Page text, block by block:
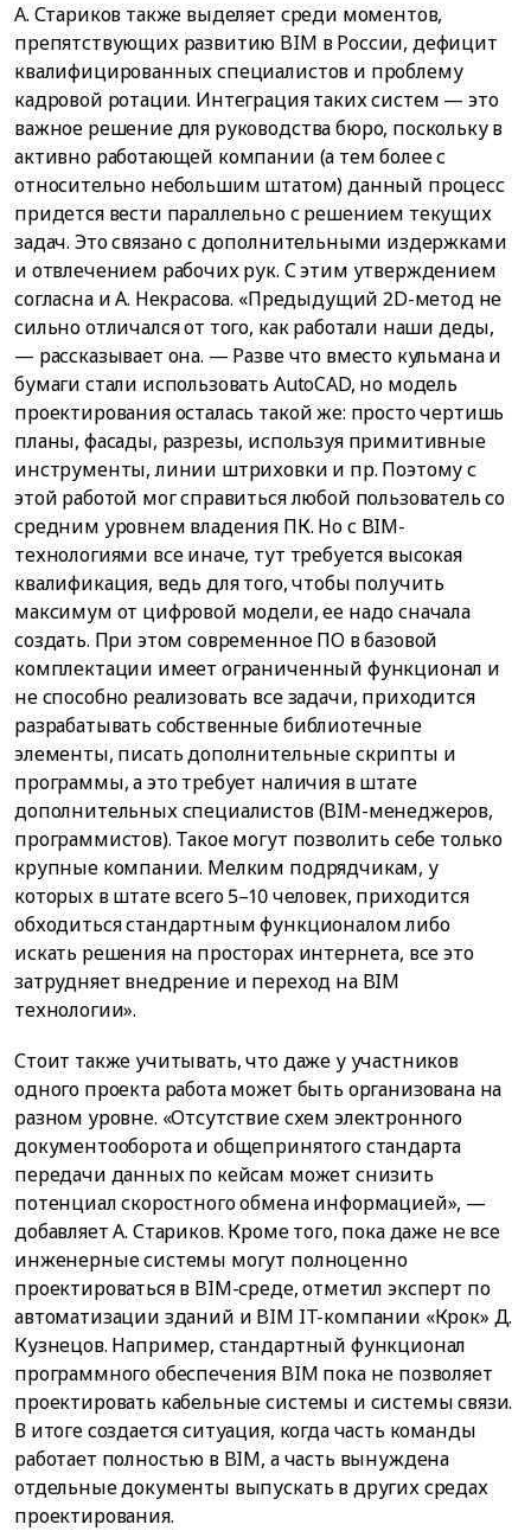
А. Стариков также выделяет среди моментов,
препятствующих развитию BIM в России, дефицит
квалифицированных специалистов и проблему
кадровой ротации. Интеграция таких систем — это
важное решение для руководства бюро, поскольку в
активно работающей компании (а тем более с
относительно небольшим штатом) данный процесс
придется вести параллельно с решением текущих
задач. Это связано с дополнительными издержками
и отвлечением рабочих рук. С этим утверждением
согласна и А. Некрасова. «Предыдущий 2D-метод не
сильно отличался от того, как работали наши деды,
— рассказывает она. — Разве что вместо кульмана и
бумаги стали использовать AutoCAD, но модель
проектирования осталась такой же: просто чертишь
планы, фасады, разрезы, используя примитивные
инструменты, линии штриховки и пр. Поэтому с
этой работой мог справиться любой пользователь со
средним уровнем владения ПК. Но с BIM-
технологиями все иначе, тут требуется высокая
квалификация, ведь для того, чтобы получить
максимум от цифровой модели, ее надо сначала
создать. При этом современное ПО в базовой
комплектации имеет ограниченный функционал и
не способно реализовать все задачи, приходится
разрабатывать собственные библиотечные
элементы, писать дополнительные скрипты и
программы, а это требует наличия в штате
дополнительных специалистов (BIM-менеджеров,
программистов). Такое могут позволить себе только
крупные компании. Мелким подрядчикам, у
которых в штате всего 5–10 человек, приходится
обходиться стандартным функционалом либо
искать решения на просторах интернета, все это
затрудняет внедрение и переход на BIM
технологии».
Стоит также учитывать, что даже у участников
одного проекта работа может быть организована на
разном уровне. «Отсутствие схем электронного
документооборота и общепринятого стандарта
передачи данных по кейсам может снизить
потенциал скоростного обмена информацией», —
добавляет А. Стариков. Кроме того, пока даже не все
инженерные системы могут полноценно
проектироваться в BIM-среде, отметил эксперт по
автоматизации зданий и BIM IT-компании «Крок» Д.
Кузнецов. Например, стандартный функционал
программного обеспечения BIM пока не позволяет
проектировать кабельные системы и системы связи.
В итоге создается ситуация, когда часть команды
работает полностью в BIM, а часть вынуждена
отдельные документы выпускать в других средах
проектирования.